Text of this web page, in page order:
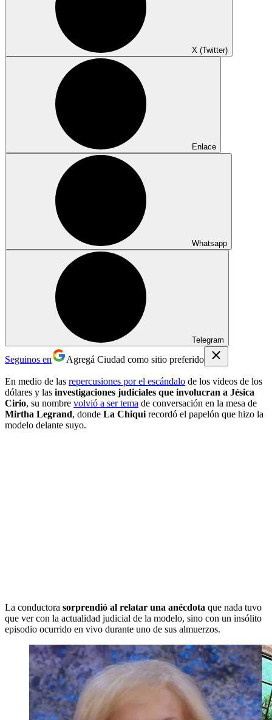
X (Twitter)
Enlace
Whatsapp
Telegram
Seguinos en Agregá Ciudad como sitio preferido
En medio de las repercusiones por el escándalo de los videos de los
dólares y las investigaciones judiciales que involucran a Jésica
Cirio, su nombre volvió a ser tema de conversación en la mesa de
Mirtha Legrand, donde La Chiqui recordó el papelón que hizo la
modelo delante suyo.
La conductora sorprendió al relatar una anécdota que nada tuvo
que ver con la actualidad judicial de la modelo, sino con un insólito
episodio ocurrido en vivo durante uno de sus almuerzos.